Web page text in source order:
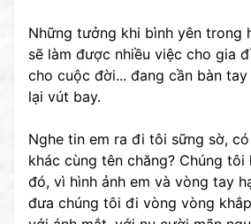
Những tưởng khi bình yên trong
sẽ làm được nhiều việc cho gia
cho cuộc đời... đang cần bàn
lại vút bay.
Nghe tin em ra đi tôi sững sờ,
khác cùng tên chăng? Chúng
đó, vì hình ảnh em và vòng tay
đưa chúng tôi đi vòng vòng